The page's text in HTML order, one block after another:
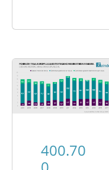
400.70